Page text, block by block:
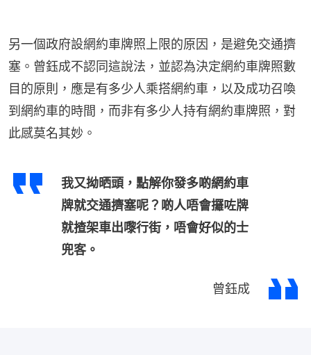
另一個政府設網約車牌照上限的原因，是避免交通擠
塞。曾鈺成不認同這說法，並認為決定網約車牌照數
目的原則，應是有多少人乘搭網約車，以及成功召喚
到網約車的時間，而非有多少人持有網約車牌照，對
此感莫名其妙。
我又拗晒頭，點解你發多啲網約車
牌就交通擠塞呢？啲人唔會攞咗牌
就揸架車出嚟行街，唔會好似的士
兜客。
曾鈺成